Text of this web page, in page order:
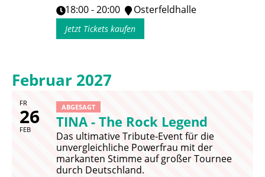
18:00 - 20:00
Osterfeldhalle
Jetzt Tickets kaufen
Februar 2027
FR
26
FEB
ABGESAGT
TINA - The Rock Legend
Das ultimative Tribute-Event für die
unvergleichliche Powerfrau mit der
markanten Stimme auf großer Tournee
durch Deutschland.